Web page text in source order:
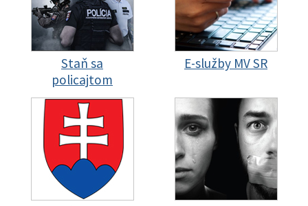
Staň sa
policajtom
E-služby MV SR